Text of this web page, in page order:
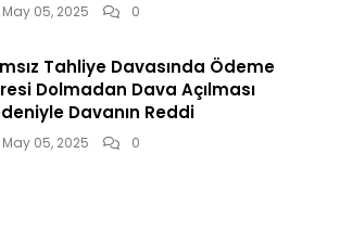
May 05, 2025 0
Tahliye Davasında Ödeme
Dolmadan Dava Açılması
Davanın Reddi
May 05, 2025 0